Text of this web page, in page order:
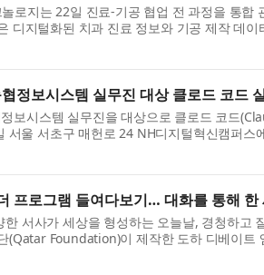
로지는 22일 진료-기공 협업 전 과정을 통합
디지털화된 치과 진료 정보와 기공 제작 데
정보시스템 실무진 대상 클로드 코드
보시스템 실무진을 대상으로 클로드 코드
서울 서초구 매헌로 24 NH디지털혁신캠퍼
프로그램 들여다보기… 대화를 통해 한
한 서사가 세상을 형성하는 오늘날, 경청하고
(Qatar Foundation)이 제작한 도하 디베이